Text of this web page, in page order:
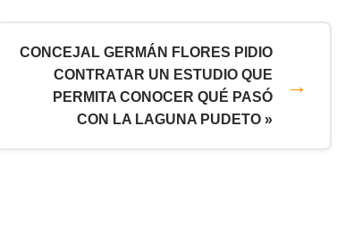
CONCEJAL GERMÁN FLORES PIDIO
CONTRATAR UN ESTUDIO QUE
PERMITA CONOCER QUÉ PASÓ
CON LA LAGUNA PUDETO »